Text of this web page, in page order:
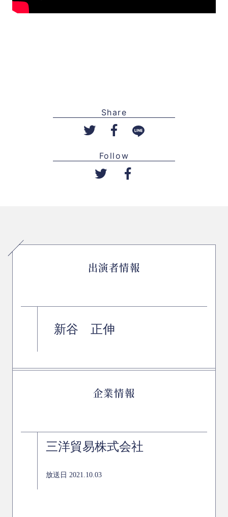
Share
Follow
出演者情報
新谷 正伸
企業情報
三洋貿易株式会社
放送日 2021.10.03